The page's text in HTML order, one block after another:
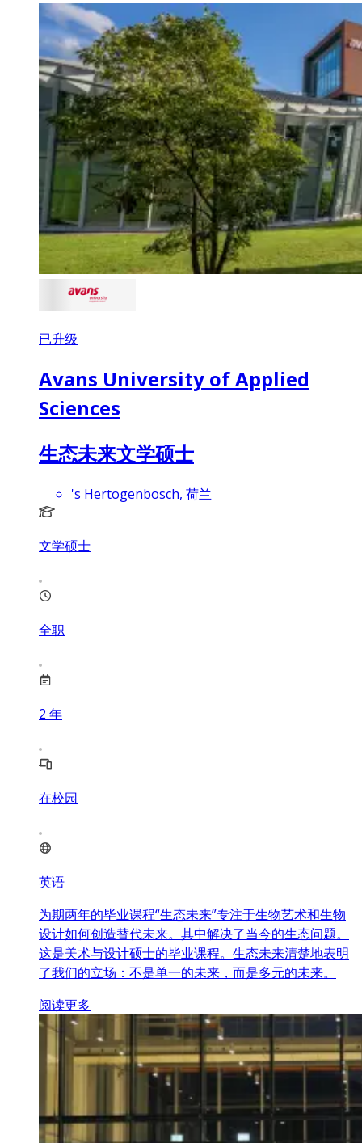
已升级
Avans University of Applied
Sciences
生态未来文学硕士
's Hertogenbosch, 荷兰
文学硕士
全职
2 年
在校园
英语
为期两年的毕业课程“生态未来”专注于生物艺术和生物
设计如何创造替代未来。其中解决了当今的生态问题。
这是美术与设计硕士的毕业课程。生态未来清楚地表明
了我们的立场：不是单一的未来，而是多元的未来。
阅读更多